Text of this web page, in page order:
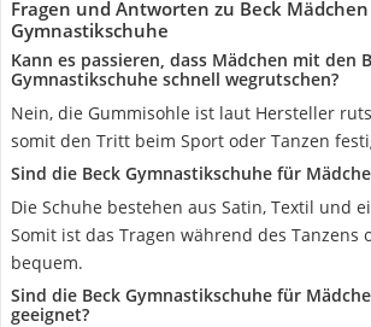
Fragen und Antworten zu Beck
Gymnastikschuhe
Kann es passieren, dass Mädchen mit den
Gymnastikschuhe schnell wegrutschen?
Nein, die Gummisohle ist laut Hersteller
somit den Tritt beim Sport oder Tanzen
Sind die Beck Gymnastikschuhe für
Die Schuhe bestehen aus Satin, Textil und
Somit ist das Tragen während des Tanzens
bequem.
Sind die Beck Gymnastikschuhe für
geeignet?